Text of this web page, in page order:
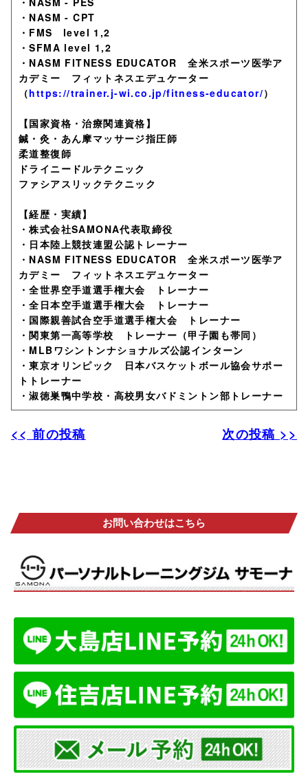
・NASM - CPT
・FMS level 1,2
・SFMA level 1,2
・NASM FITNESS EDUCATOR 全米スポーツ医学ア
カデミー フィットネスエデュケーター
（https://trainer.j-wi.co.jp/fitness-educator/）
【国家資格・治療関連資格】
鍼・灸・あん摩マッサージ指圧師
柔道整復師
ドライニードルテクニック
ファシアスリックテクニック
【経歴・実績】
・株式会社SAMONA代表取締役
・日本陸上競技連盟公認トレーナー
・NASM FITNESS EDUCATOR 全米スポーツ医学ア
カデミー フィットネスエデュケーター
・全世界空手道選手権大会 トレーナー
・全日本空手道選手権大会 トレーナー
・国際親善試合空手道選手権大会 トレーナー
・関東第一高等学校 トレーナー（甲子園も帯同）
・MLBワシントンナショナルズ公認インターン
・東京オリンピック 日本バスケットボール協会サポー
トトレーナー
・淑徳巣鴨中学校・高校男女バドミントン部トレーナー
<< 前の投稿 次の投稿 >>
お問い合わせはこちら